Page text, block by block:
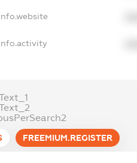
FREEMIUM.REGISTER